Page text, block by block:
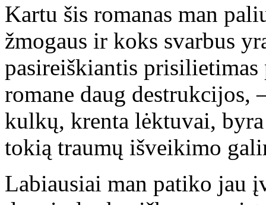
Kartu šis romanas man
žmogaus ir koks svarbus
pasireiškiantis
romane daug destrukcijos,
kulkų, krenta lėktuvai,
tokią traumų išveikimo
Labiausiai man patiko jau